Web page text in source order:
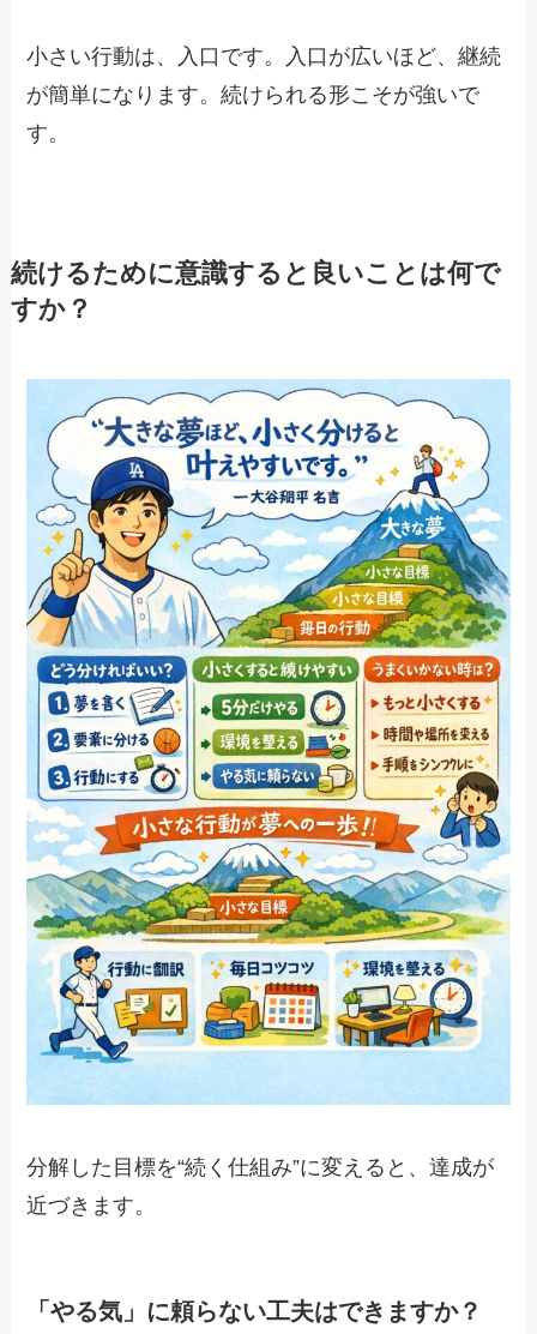
小さい行動は、入口です。入口が広いほど、継続
が簡単になります。続けられる形こそが強いで
す。
続けるために意識すると良いことは何で
すか？
分解した目標を“続く仕組み”に変えると、達成が
近づきます。
「やる気」に頼らない工夫はできますか？